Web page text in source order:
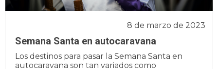
Semana Santa en autocaravana
8 de marzo de 2023
Los destinos para pasar la Semana Santa en
autocaravana son tan variados como